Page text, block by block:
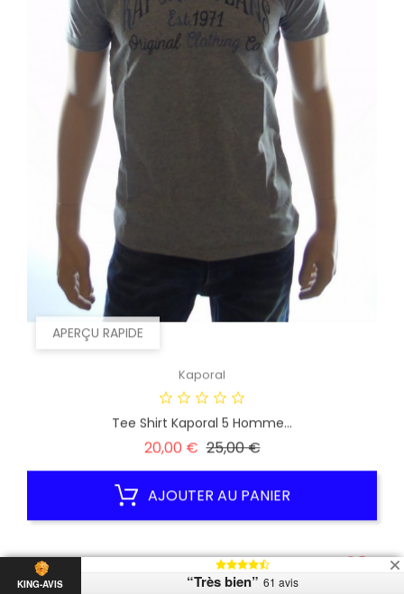
APERÇU RAPIDE
Kaporal
Tee Shirt Kaporal 5 Homme...
20,00 € Prix
25,00 €Prix
AJOUTER AU PANIER
PROMO !
KING-AVIS “Très bien” 61 avis